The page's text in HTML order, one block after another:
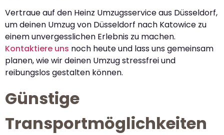
Vertraue auf den Heinz Umzugsservice aus Düsseldorf,
um deinen Umzug von Düsseldorf nach Katowice zu
einem unvergesslichen Erlebnis zu machen.
Kontaktiere uns noch heute und lass uns gemeinsam
planen, wie wir deinen Umzug stressfrei und
reibungslos gestalten können.
Günstige
Transportmöglichkeiten